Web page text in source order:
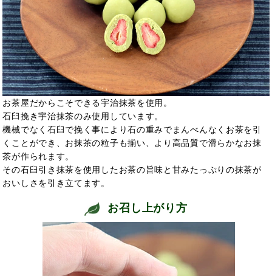
お茶屋だからこそできる宇治抹茶を使用。
石臼挽き宇治抹茶のみ使用しています。
機械でなく石臼で挽く事により石の重みでまんべんなくお茶を引
くことができ、お抹茶の粒子も揃い、より高品質で滑らかなお抹
茶が作られます。
その石臼引き抹茶を使用したお茶の旨味と甘みたっぷりの抹茶が
おいしさを引き立てます。
お召し上がり方